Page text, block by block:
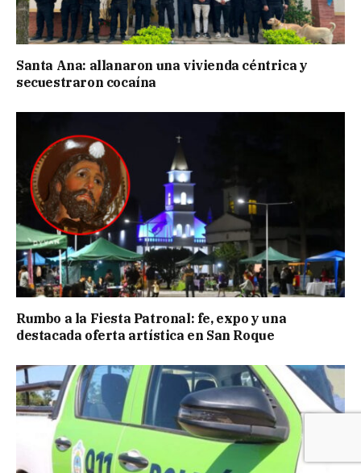
Santa Ana: allanaron una vivienda céntrica y
secuestraron cocaína
Rumbo a la Fiesta Patronal: fe, expo y una
destacada oferta artística en San Roque